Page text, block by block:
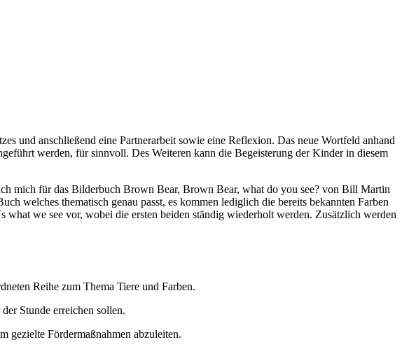
und anschließend eine Partnerarbeit sowie eine Reflexion. Das neue Wortfeld anhand
werden, für sinnvoll. Des Weiteren kann die Begeisterung der Kinder in diesem
mich für das Bilderbuch Brown Bear, Brown Bear, what do you see? von Bill Martin
welches thematisch genau passt, es kommen lediglich die bereits bekannten Farben
we see vor, wobei die ersten beiden ständig wiederholt werden. Zusätzlich werden
Reihe zum Thema Tiere und Farben.
Stunde erreichen sollen.
gezielte Fördermaßnahmen abzuleiten.